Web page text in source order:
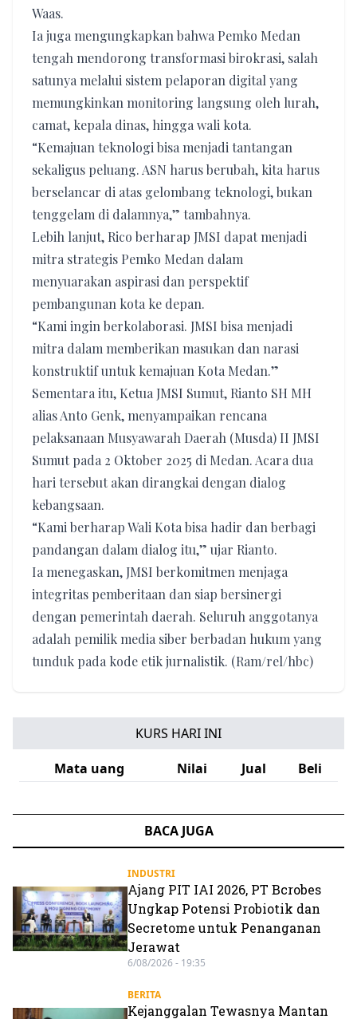
Waas.
Ia juga mengungkapkan bahwa Pemko Medan
tengah mendorong transformasi birokrasi, salah
satunya melalui sistem pelaporan digital yang
memungkinkan monitoring langsung oleh lurah,
camat, kepala dinas, hingga wali kota.
“Kemajuan teknologi bisa menjadi tantangan
sekaligus peluang. ASN harus berubah, kita harus
berselancar di atas gelombang teknologi, bukan
tenggelam di dalamnya,” tambahnya.
Lebih lanjut, Rico berharap JMSI dapat menjadi
mitra strategis Pemko Medan dalam
menyuarakan aspirasi dan perspektif
pembangunan kota ke depan.
“Kami ingin berkolaborasi. JMSI bisa menjadi
mitra dalam memberikan masukan dan narasi
konstruktif untuk kemajuan Kota Medan.”
Sementara itu, Ketua JMSI Sumut, Rianto SH MH
alias Anto Genk, menyampaikan rencana
pelaksanaan Musyawarah Daerah (Musda) II JMSI
Sumut pada 2 Oktober 2025 di Medan. Acara dua
hari tersebut akan dirangkai dengan dialog
kebangsaan.
“Kami berharap Wali Kota bisa hadir dan berbagi
pandangan dalam dialog itu,” ujar Rianto.
Ia menegaskan, JMSI berkomitmen menjaga
integritas pemberitaan dan siap bersinergi
dengan pemerintah daerah. Seluruh anggotanya
adalah pemilik media siber berbadan hukum yang
tunduk pada kode etik jurnalistik. (Ram/rel/hbc)
KURS HARI INI
Mata uang
Nilai Jual Beli
BACA JUGA
INDUSTRI
Ajang PIT IAI 2026, PT Bcrobes
Ungkap Potensi Probiotik dan
Secretome untuk Penanganan
Jerawat
6/08/2026 - 19:35
BERITA
Kejanggalan Tewasnya Mantan